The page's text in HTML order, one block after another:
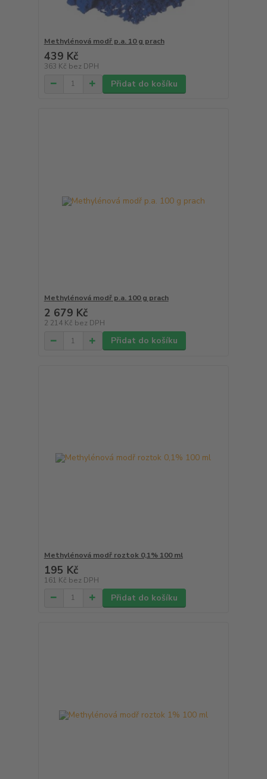
Methylénová modř p.a. 10 g prach
439 Kč
363 Kč bez DPH
Přidat do košíku
Methylénová modř p.a. 100 g prach
2 679 Kč
2 214 Kč bez DPH
Přidat do košíku
Methylénová modř roztok 0,1% 100 ml
195 Kč
161 Kč bez DPH
Přidat do košíku